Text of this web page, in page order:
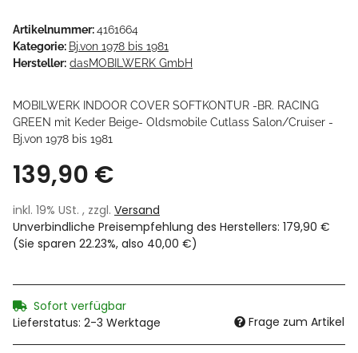
Artikelnummer:4161664
Kategorie: Bj.von 1978 bis 1981
Hersteller: dasMOBILWERK GmbH
MOBILWERK INDOOR COVER SOFTKONTUR -BR. RACING
GREEN mit Keder Beige- Oldsmobile Cutlass Salon/Cruiser -
Bj.von 1978 bis 1981
139,90 €
inkl. 19% USt. , zzgl. Versand
Unverbindliche Preisempfehlung des Herstellers: 179,90 €
(Sie sparen 22.23%, also 40,00 €)
Sofort verfügbar
Lieferstatus: 2-3 Werktage
Frage zum Artikel